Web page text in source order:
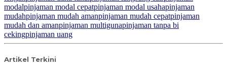
modalpinjaman modal cepatpinjaman modal usahapinjaman
mudahpinjaman mudah amanpinjaman mudah cepatpinjaman
mudah dan amanpinjaman multigunapinjaman tanpa bi
cekingpinjaman uang
Artikel Terkini